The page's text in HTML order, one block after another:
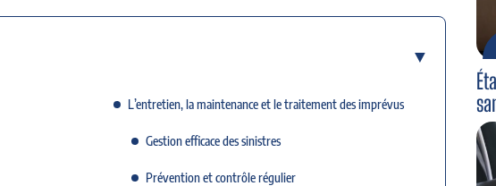
L’entretien, la maintenance et le traitement des imprévus
Gestion efficace des sinistres
Prévention et contrôle régulier